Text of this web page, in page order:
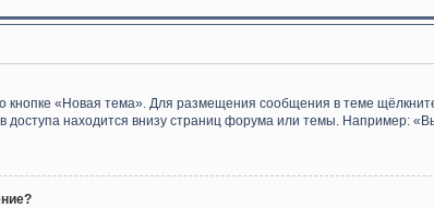
«Новая тема». Для размещения сообщения в теме
доступа находится внизу страниц форума или темы. Например: